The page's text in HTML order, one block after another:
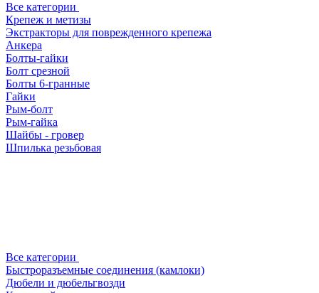
Все категории
Крепеж и метизы
Экстракторы для поврежденного крепежа
Анкера
Болты-гайки
Болт срезной
Болты 6-гранные
Гайки
Рым-болт
Рым-гайка
Шайбы - гровер
Шпилька резьбовая
Все категории
Быстроразъемные соединения (камлоки)
Дюбели и дюбельгвозди